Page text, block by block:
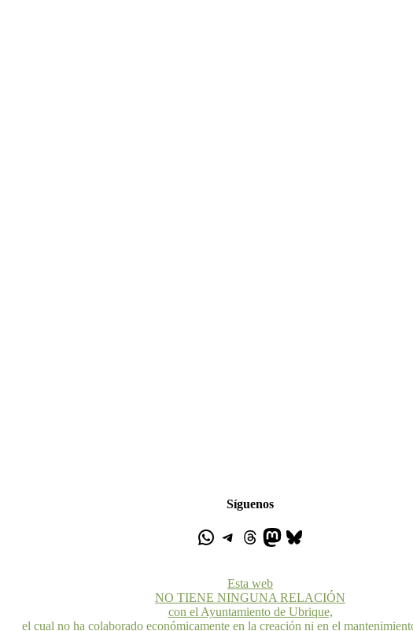
Síguenos
Esta web
NO TIENE NINGUNA RELACIÓN
con el Ayuntamiento de Ubrique,
el cual no ha colaborado económicamente en la creación ni en el